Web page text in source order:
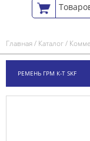
Главная/ Каталог/
РЕМЕНЬ ГРМ К-Т SKF